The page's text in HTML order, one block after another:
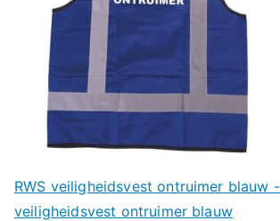
RWS veiligheidsvest ontruimer blauw -
veiligheidsvest ontruimer blauw